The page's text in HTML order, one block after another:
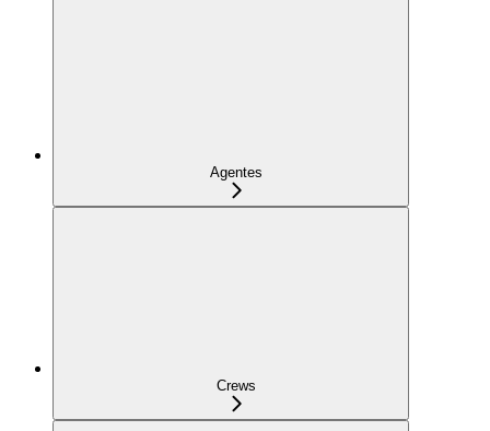
Agentes
Crews